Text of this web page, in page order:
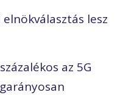
lesz
az 5G